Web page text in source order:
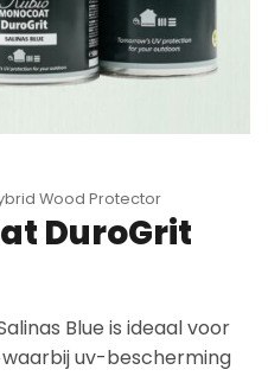
Wood Protector
DuroGrit
Blue is ideaal voor
uv-bescherming